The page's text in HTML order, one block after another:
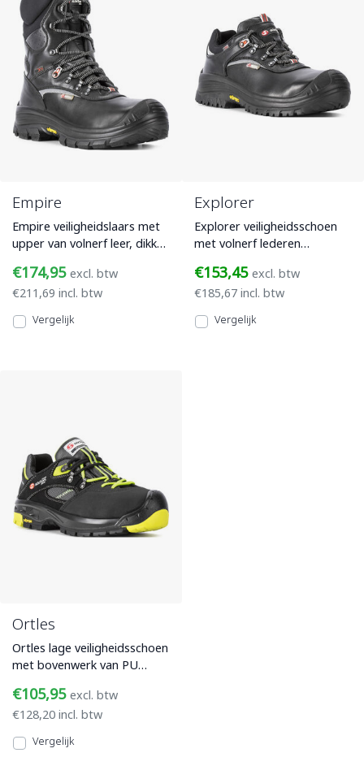
Empire
Empire veiligheidslaars met
upper van volnerf leer, dikke
inlegzool, Vi
€174,95 excl. btw
€211,69 incl. btw
Vergelijk
Explorer
Explorer veiligheidsschoen
met volnerf lederen
PU/Rubber loopzool met
kruipneus en
€153,45 excl. btw
€185,67 incl. btw
Vergelijk
Ortles
Ortles lage veiligheidsschoen
met bovenwerk van PU
suède en HT-HR materiaal
€105,95 excl. btw
€128,20 incl. btw
Vergelijk